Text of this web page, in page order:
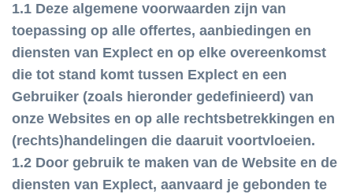
1.1 Deze algemene voorwaarden zijn van
toepassing op alle offertes, aanbiedingen en
diensten van Explect en op elke overeenkomst
die tot stand komt tussen Explect en een
Gebruiker (zoals hieronder gedefinieerd) van
onze Websites en op alle rechtsbetrekkingen en
(rechts)handelingen die daaruit voortvloeien.
1.2 Door gebruik te maken van de Website en de
diensten van Explect, aanvaard je gebonden te